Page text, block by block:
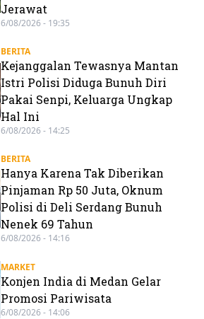
Jerawat
6/08/2026 - 19:35
BERITA
Kejanggalan Tewasnya Mantan
Istri Polisi Diduga Bunuh Diri
Pakai Senpi, Keluarga Ungkap
Hal Ini
6/08/2026 - 14:25
BERITA
Hanya Karena Tak Diberikan
Pinjaman Rp 50 Juta, Oknum
Polisi di Deli Serdang Bunuh
Nenek 69 Tahun
6/08/2026 - 14:16
MARKET
Konjen India di Medan Gelar
Promosi Pariwisata
6/08/2026 - 14:06